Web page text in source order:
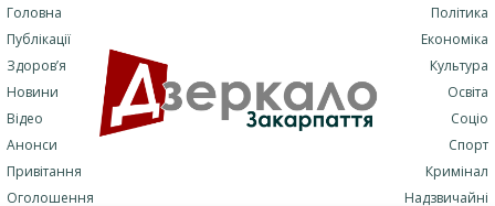
Головна
Публікації
Здоров’я
Новини
Відео
Анонси
Привітання
Оголошення
Політика
Економіка
Культура
Освіта
Соціо
Спорт
Кримінал
Надзвичайні